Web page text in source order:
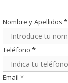
Nombre y Apellidos *
Teléfono *
Email *